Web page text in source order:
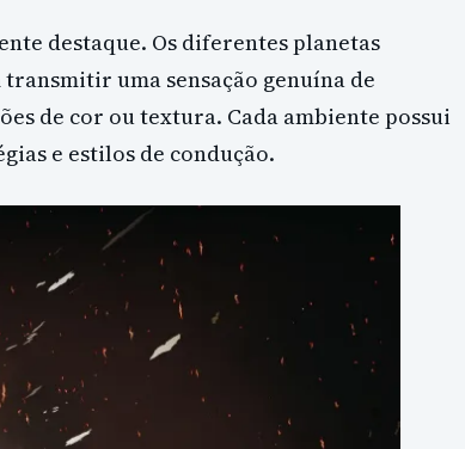
destaque. Os diferentes planetas
uma sensação genuína de
de cor ou textura. Cada ambiente possui
e estilos de condução.